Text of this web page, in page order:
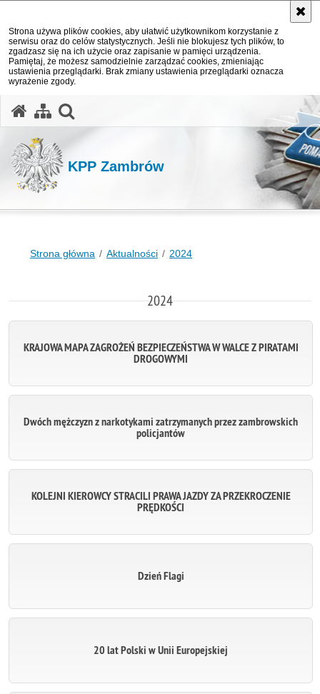
Strona używa plików cookies, aby ułatwić użytkownikom korzystanie z
serwisu oraz do celów statystycznych. Jeśli nie blokujesz tych plików, to
zgadzasz się na ich użycie oraz zapisanie w pamięci urządzenia.
Pamiętaj, że możesz samodzielnie zarządzać cookies, zmieniając
ustawienia przeglądarki. Brak zmiany ustawienia przeglądarki oznacza
wyrażenie zgody.
KPP Zambrów
Strona główna Aktualności 2024
2024
KRAJOWA MAPA ZAGROŻEŃ BEZPIECZEŃSTWA W WALCE Z PIRATAMI
DROGOWYMI
Dwóch mężczyzn z narkotykami zatrzymanych przez zambrowskich
policjantów
KOLEJNI KIEROWCY STRACILI PRAWA JAZDY ZA PRZEKROCZENIE
PRĘDKOŚCI
Dzień Flagi
20 lat Polski w Unii Europejskiej